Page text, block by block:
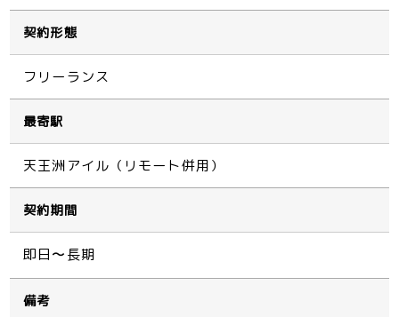
契約形態
フリーランス
最寄駅
天王洲アイル（リモート併用）
契約期間
即日〜長期
備考